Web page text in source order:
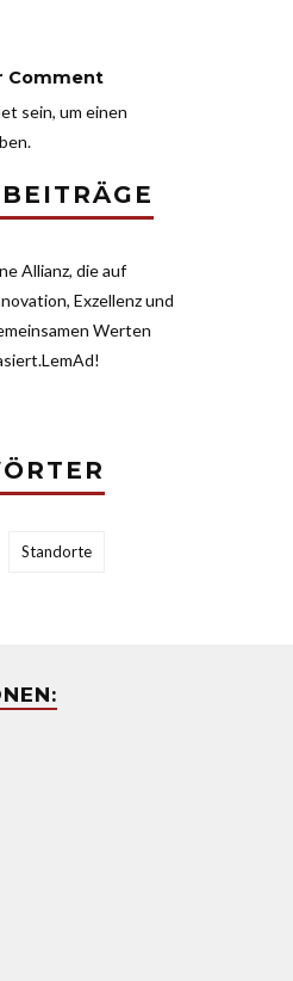
Comment
sein, um einen
Allianz, die auf
Exzellenz und
Werten
Standorte